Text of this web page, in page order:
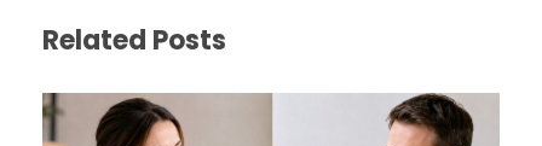
Related Posts